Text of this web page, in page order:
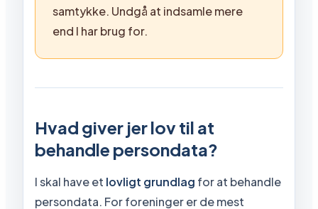
samtykke. Undgå at indsamle mere
end I har brug for.
Hvad giver jer lov til at
behandle persondata?
I skal have et lovligt grundlag for at behandle
persondata. For foreninger er de mest